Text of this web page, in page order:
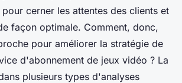
cerner les attentes des clients et
façon optimale. Comment, donc,
pour améliorer la stratégie de
d'abonnement de jeux vidéo ? La
plusieurs types d'analyses